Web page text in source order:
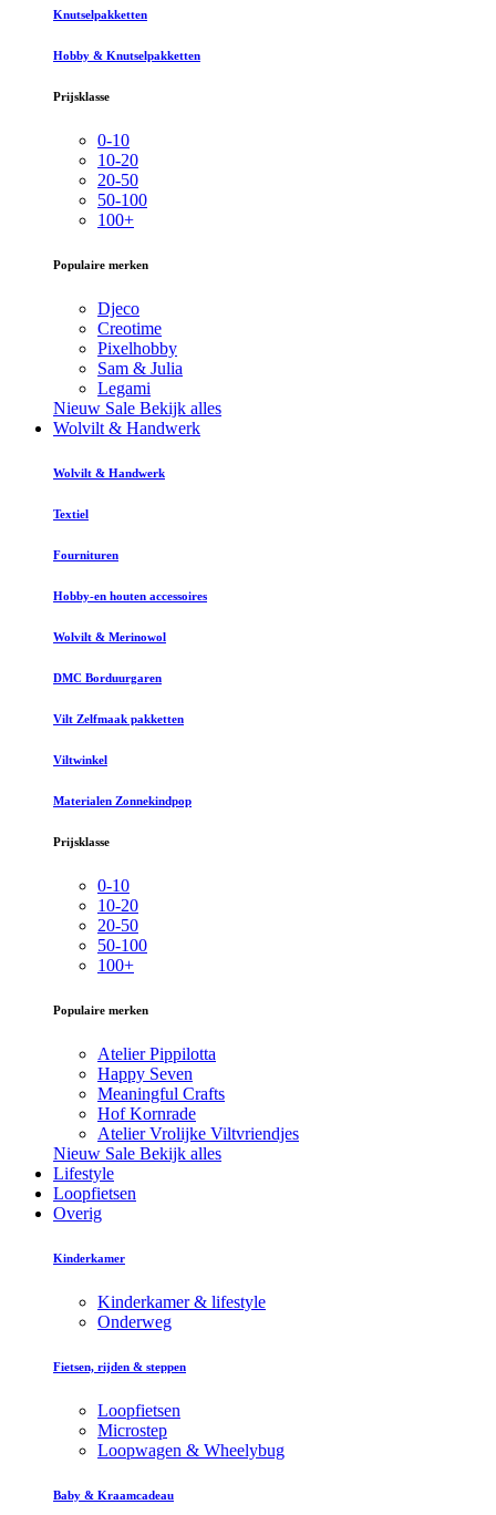
Knutselpakketten
Hobby & Knutselpakketten
Prijsklasse
0-10
10-20
20-50
50-100
100+
Populaire merken
Djeco
Creotime
Pixelhobby
Sam & Julia
Legami
Nieuw Sale Bekijk alles
Wolvilt & Handwerk
Wolvilt & Handwerk
Textiel
Fournituren
Hobby-en houten accessoires
Wolvilt & Merinowol
DMC Borduurgaren
Vilt Zelfmaak pakketten
Viltwinkel
Materialen Zonnekindpop
Prijsklasse
0-10
10-20
20-50
50-100
100+
Populaire merken
Atelier Pippilotta
Happy Seven
Meaningful Crafts
Hof Kornrade
Atelier Vrolijke Viltvriendjes
Nieuw Sale Bekijk alles
Lifestyle
Loopfietsen
Overig
Kinderkamer
Kinderkamer & lifestyle
Onderweg
Fietsen, rijden & steppen
Loopfietsen
Microstep
Loopwagen & Wheelybug
Baby & Kraamcadeau